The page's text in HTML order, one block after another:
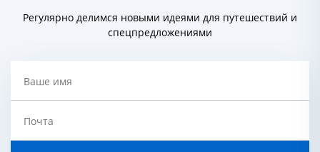
Регулярно делимся новыми идеями для путешествий и
спецпредложениями
Ваше имя
Почта